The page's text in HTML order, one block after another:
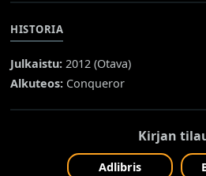
HISTORIA
Julkaistu: 2012 (Otava)
Alkuteos: Conqueror
Kirjan
Adlibris